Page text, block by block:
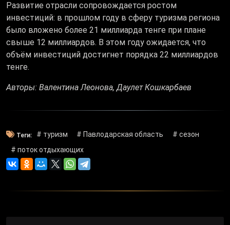
Развитие отрасли сопровождается ростом
инвестиций: в прошлом году в сферу туризма региона
было вложено более 21 миллиарда тенге при плане
свыше 12 миллиардов. В этом году ожидается, что
объём инвестиций достигнет порядка 22 миллиардов
тенге.
Авторы: Валентина Леонова, Даулет Кошкарбаев
Теги: # туризм # Павлодарская область
# сезон
# поток отдыхающих